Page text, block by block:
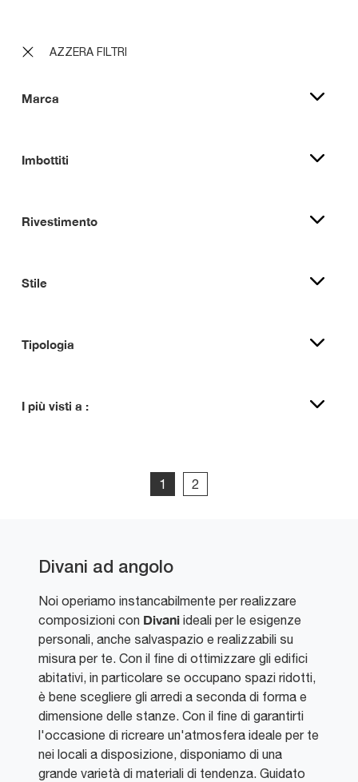
AZZERA FILTRI
Marca
Imbottiti
Rivestimento
Stile
Tipologia
I più visti a :
1 2
Divani ad angolo
Noi operiamo instancabilmente per realizzare
composizioni con Divani ideali per le esigenze
personali, anche salvaspazio e realizzabili su
misura per te. Con il fine di ottimizzare gli edifici
abitativi, in particolare se occupano spazi ridotti,
è bene scegliere gli arredi a seconda di forma e
dimensione delle stanze. Con il fine di garantirti
l'occasione di ricreare un'atmosfera ideale per te
nei locali a disposizione, disponiamo di una
grande varietà di materiali di tendenza. Guidato